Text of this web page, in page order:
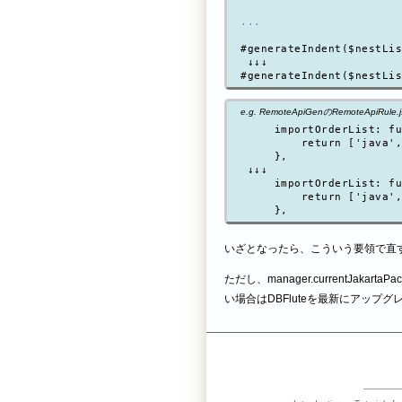
...
↓↓↓
e.g. RemoteApiGenの
importOrderList:
return
     },
↓↓↓
importOrderList:
return
いざとなったら、こういう要領で直
ただし、
い場合はDBFluteを最新にアップグ